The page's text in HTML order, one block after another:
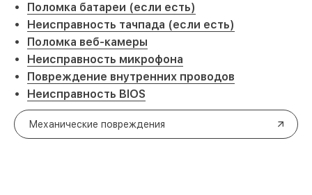
Поломка батареи (если есть)
Неисправность тачпада (если есть)
Поломка веб-камеры
Неисправность микрофона
Повреждение внутренних проводов
Неисправность BIOS
Механические повреждения